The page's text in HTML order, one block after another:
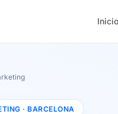
· BARCELONA